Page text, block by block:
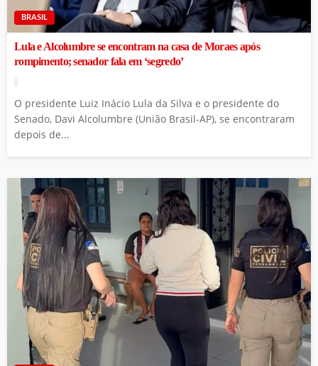
BRASIL
Lula e Alcolumbre se encontram na casa de Moraes após
rompimento; senador fala em ‘segredo’
O presidente Luiz Inácio Lula da Silva e o presidente do
Senado, Davi Alcolumbre (União Brasil-AP), se encontraram
depois de...